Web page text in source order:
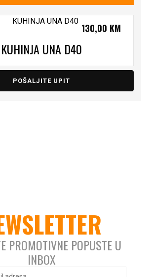
KUHINJA UNA D40
130,00 KM
POŠALJITE UPIT
PROMOTIVNE POPUSTE U
INBOX